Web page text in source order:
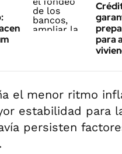
para
el menor ritmo
estabilidad para
persisten